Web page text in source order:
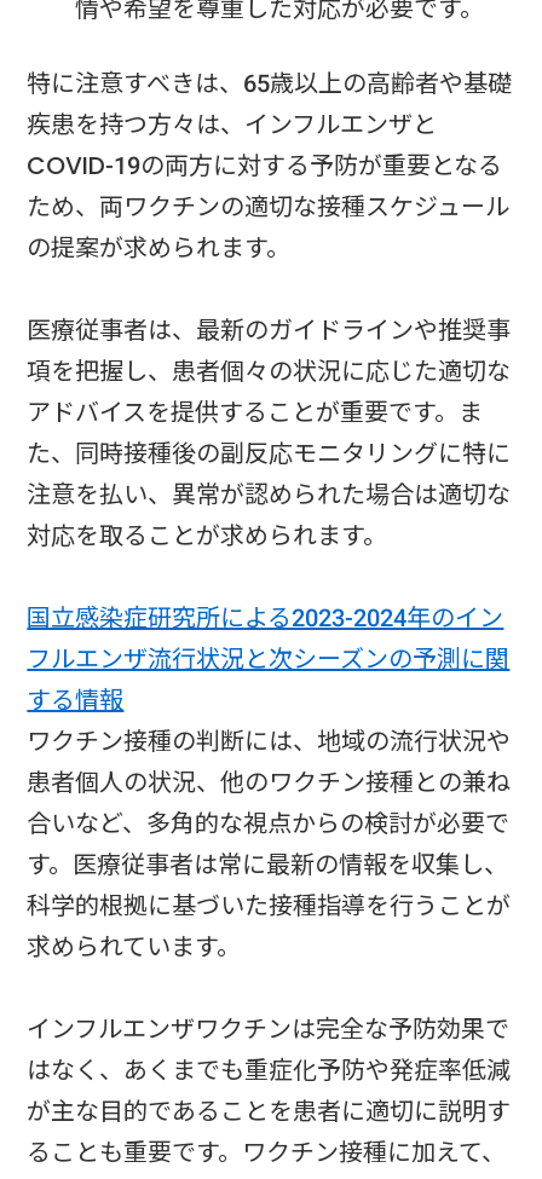
情や希望を尊重した対応が必要です。
特に注意すべきは、65歳以上の高齢者や基礎
疾患を持つ方々は、インフルエンザと
COVID-19の両方に対する予防が重要となる
ため、両ワクチンの適切な接種スケジュール
の提案が求められます。
医療従事者は、最新のガイドラインや推奨事
項を把握し、患者個々の状況に応じた適切な
アドバイスを提供することが重要です。ま
た、同時接種後の副反応モニタリングに特に
注意を払い、異常が認められた場合は適切な
対応を取ることが求められます。
国立感染症研究所による2023-2024年のイン
フルエンザ流行状況と次シーズンの予測に関
する情報
ワクチン接種の判断には、地域の流行状況や
患者個人の状況、他のワクチン接種との兼ね
合いなど、多角的な視点からの検討が必要で
す。医療従事者は常に最新の情報を収集し、
科学的根拠に基づいた接種指導を行うことが
求められています。
インフルエンザワクチンは完全な予防効果で
はなく、あくまでも重症化予防や発症率低減
が主な目的であることを患者に適切に説明す
ることも重要です。ワクチン接種に加えて、